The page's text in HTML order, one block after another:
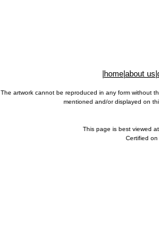
home about us
The artwork cannot be reproduced in any form without
mentioned and/or displayed on
This page is best viewed
Certified on